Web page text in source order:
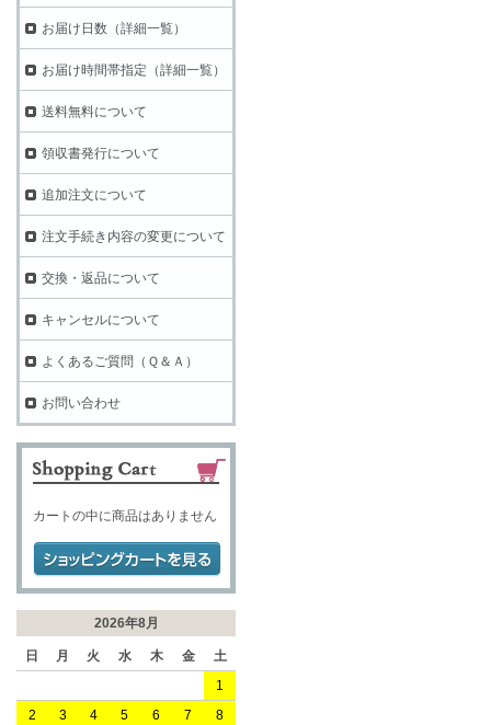
お届け日数（詳細一覧）
お届け時間帯指定（詳細一覧）
送料無料について
領収書発行について
追加注文について
注文手続き内容の変更について
交換・返品について
キャンセルについて
よくあるご質問（Ｑ＆Ａ）
お問い合わせ
カートの中に商品はありません
2026年8月
日 月 火 水 木 金
土
1
2
3 4 5 6 7
8